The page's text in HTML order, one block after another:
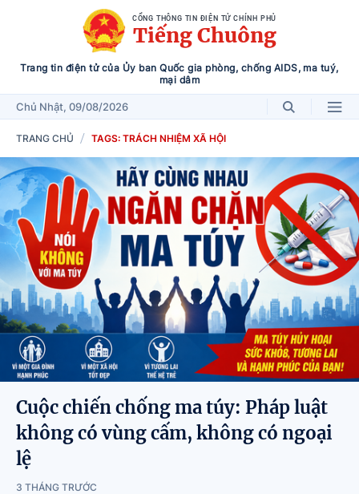
CỔNG THÔNG TIN ĐIỆN TỬ CHÍNH PHỦ
Tiếng Chuông
Trang tin điện tử của Ủy ban Quốc gia phòng, chống AIDS, ma tuý,
mại dâm
Chủ Nhật, 09/08/2026
TRANG CHỦ TAGS: TRÁCH NHIỆM XÃ HỘI
Cuộc chiến chống ma túy: Pháp luật
không có vùng cấm, không có ngoại
lệ
3 THÁNG TRƯỚC